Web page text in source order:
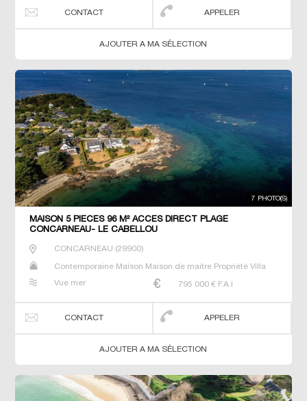
CONTACT APPELER
AJOUTER A MA SÉLECTION
7 PHOTO(S)
MAISON 5 PIECES 96 M² ACCES DIRECT PLAGE
CONCARNEAU- LE CABELLOU
CONCARNEAU (29900)
Contemporaine Maison Maison de maitre Propriété Villa
Vue mer 795 000 € F.A.I
CONTACT APPELER
AJOUTER A MA SÉLECTION